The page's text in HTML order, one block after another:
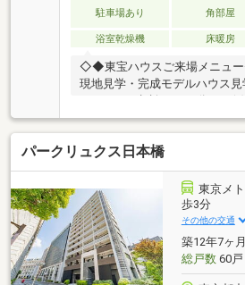
グ(LDK・洋室・サービススペ
の住まい探しをお手伝いし
の詳細・ご相談はお気軽にお
駐車場あり 角部屋
浴室乾燥機
床暖房
◇◆東宝ハウスご来場メニュ
現地見学・完成モデルハウス見
（15分～）～【今のお客様の
い】～◆新しいお家で○○○を
住居費って自分達はいくらな
重ねてもずっと安心して暮ら
はしたいけど、手続きとか税
も大きい反面、悩みや不安も多
と一緒にたくさん悩んできた私
でも良いアドバイスができたら
ご相談ください。
パークリュクス日本橋
東京メ
歩3分
その他の交通
築12年7ヶ
総戸数60戸